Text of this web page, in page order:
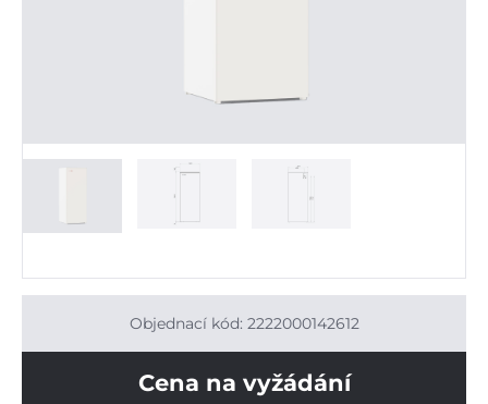
Objednací kód: 2222000142612
Cena na vyžádání